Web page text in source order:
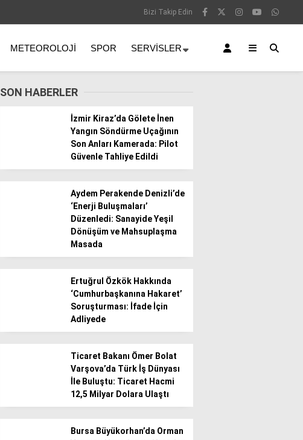
Politika / Siyaset
Dünya
Spor
Bizi Takip Edin
METEOROLOJI SPOR SERVISLER
SON HABERLER
İzmir Kiraz’da Gölete İnen
Yangın Söndürme Uçağının
Son Anları Kamerada: Pilot
Güvenle Tahliye Edildi
Aydem Perakende Denizli’de
‘Enerji Buluşmaları’
Düzenledi: Sanayide Yeşil
Dönüşüm ve Mahsuplaşma
Masada
Ertuğrul Özkök Hakkında
‘Cumhurbaşkanına Hakaret’
Soruşturması: İfade İçin
Adliyede
Ticaret Bakanı Ömer Bolat
Varşova’da Türk İş Dünyası
İle Buluştu: Ticaret Hacmi
12,5 Milyar Dolara Ulaştı
Bursa Büyükorhan’da Orman